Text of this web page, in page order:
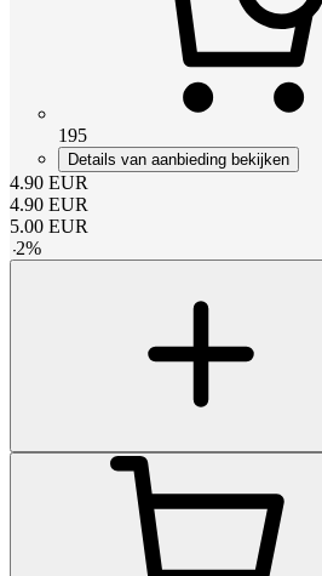
195
Details van aanbieding bekijken
4.90 EUR
4.90 EUR
5.00 EUR
-2%